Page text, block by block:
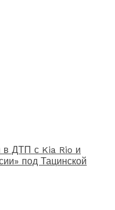
в ДТП с Kia Rio и
под Тацинской